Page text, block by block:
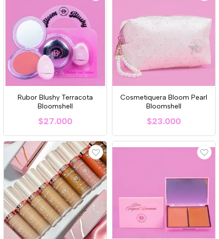
Rubor Blushy Terracota
Bloomshell
$27.000
Cosmetiquera Bloom Pearl
Bloomshell
$23.000